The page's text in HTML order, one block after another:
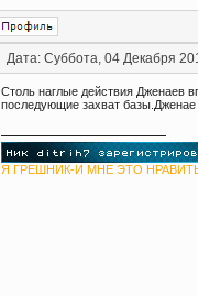
Дата: Суббота, 04 Декабря
Столь наглые действия Дженаев
последующие захват базы.Дженае
Я ГРЕШНИК-И МНЕ ЭТО